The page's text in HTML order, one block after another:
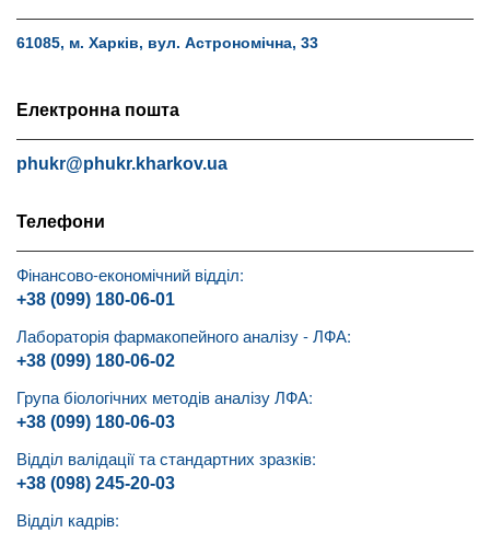
61085, м. Харків, вул. Астрономічна, 33
Електронна пошта
phukr@phukr.kharkov.ua
Телефони
Фінансово-економічний відділ:
+38 (099) 180-06-01
Лабораторія фармакопейного аналізу - ЛФА:
+38 (099) 180-06-02
Група біологічних методів аналізу ЛФА:
+38 (099) 180-06-03
Відділ валідації та стандартних зразків:
+38 (098) 245-20-03
Відділ кадрів: